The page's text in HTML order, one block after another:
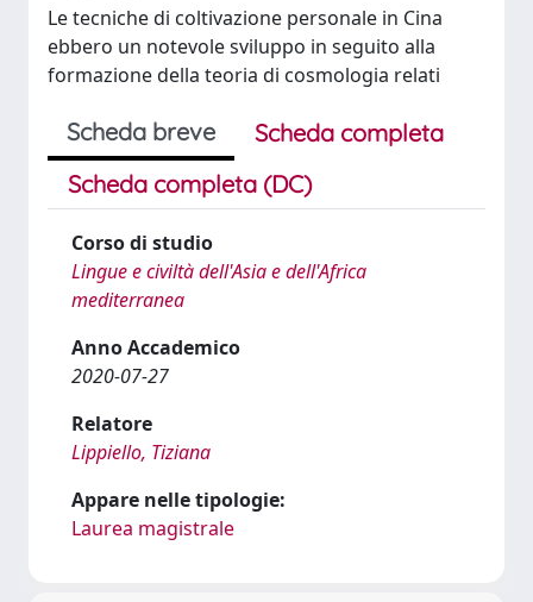
Le tecniche di coltivazione personale in Cina
ebbero un notevole sviluppo in seguito alla
formazione della teoria di cosmologia relati
Scheda breve
Scheda completa
Scheda completa (DC)
Corso di studio
Lingue e civiltà dell'Asia e dell'Africa
mediterranea
Anno Accademico
2020-07-27
Relatore
Lippiello, Tiziana
Appare nelle tipologie:
Laurea magistrale